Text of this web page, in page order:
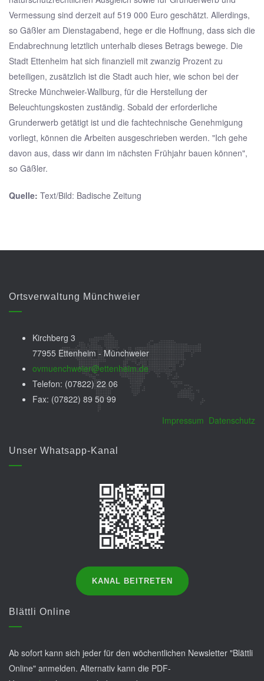
Vermessung sind derzeit auf 519 000 Euro geschätzt. Allerdings,
so Gäßler am Dienstagabend, hege er die Hoffnung, dass sich die
Endabrechnung letztlich unterhalb dieses Betrags bewege. Die
Stadt Ettenheim hat sich finanziell mit zwanzig Prozent zu
beteiligen, zusätzlich ist die Stadt auch hier, wie schon bei der
Strecke Münchweier-Wallburg, für die Herstellung der
Beleuchtungskosten zuständig. Sobald der erforderliche
Grunderwerb getätigt ist und die fachtechnische Genehmigung
vorliegt, können die Arbeiten ausgeschrieben werden. "Ich gehe
davon aus, dass wir dann im nächsten Frühjahr bauen können",
so Gäßler.
Quelle: Text/Bild: Badische Zeitung
Ortsverwaltung Münchweier
Kirchberg 3
77955 Ettenheim - Münchweier
ovmuenchweier@ettenheim.de
Telefon: (07822) 22 06
Fax: (07822) 89 50 99
Impressum Datenschutz
Unser Whatsapp-Kanal
KANAL BEITRETEN
Blättli Online
Ab sofort kann sich jeder für den wöchentlichen Newsletter "Blättli
Online" anmelden. Alternativ kann die PDF-